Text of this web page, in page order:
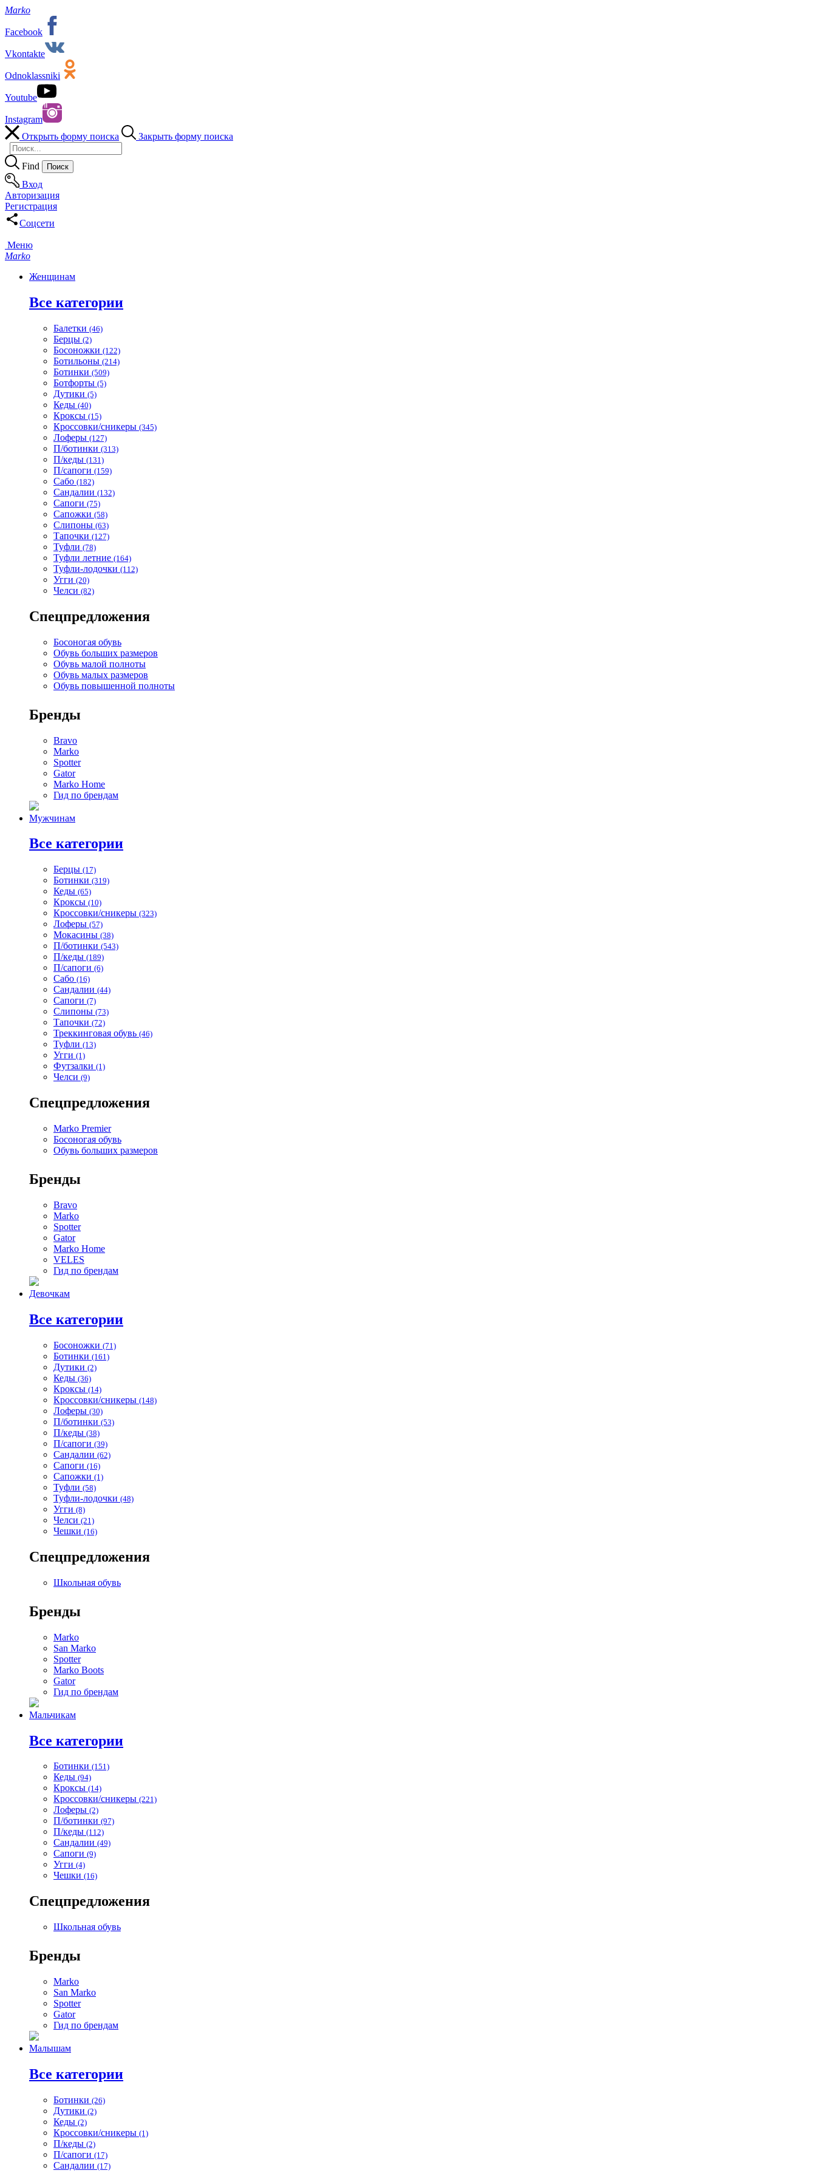
Marko
Facebook
Vkontakte
Odnoklassniki
Youtube
Instagram
Открыть форму поиска
Закрыть форму поиска
Find
Вход
Авторизация
Регистрация
Соцсети
Меню
Marko
Женщинам
Все категории
Балетки (46)
Берцы (2)
Босоножки (122)
Ботильоны (214)
Ботинки (509)
Ботфорты (5)
Дутики (5)
Кеды (40)
Кроксы (15)
Кроссовки/сникеры (345)
Лоферы (127)
П/ботинки (313)
П/кеды (131)
П/сапоги (159)
Сабо (182)
Сандалии (132)
Сапоги (75)
Сапожки (58)
Слипоны (63)
Тапочки (127)
Туфли (78)
Туфли летние (164)
Туфли-лодочки (112)
Угги (20)
Челси (82)
Спецпредложения
Босоногая обувь
Обувь больших размеров
Обувь малой полноты
Обувь малых размеров
Обувь повышенной полноты
Бренды
Bravo
Marko
Spotter
Gator
Marko Home
Гид по брендам
Мужчинам
Все категории
Берцы (17)
Ботинки (319)
Кеды (65)
Кроксы (10)
Кроссовки/сникеры (323)
Лоферы (57)
Мокасины (38)
П/ботинки (543)
П/кеды (189)
П/сапоги (6)
Сабо (16)
Сандалии (44)
Сапоги (7)
Слипоны (73)
Тапочки (72)
Треккинговая обувь (46)
Туфли (13)
Угги (1)
Футзалки (1)
Челси (9)
Спецпредложения
Marko Premier
Босоногая обувь
Обувь больших размеров
Бренды
Bravo
Marko
Spotter
Gator
Marko Home
VELES
Гид по брендам
Девочкам
Все категории
Босоножки (71)
Ботинки (161)
Дутики (2)
Кеды (36)
Кроксы (14)
Кроссовки/сникеры (148)
Лоферы (30)
П/ботинки (53)
П/кеды (38)
П/сапоги (39)
Сандалии (62)
Сапоги (16)
Сапожки (1)
Туфли (58)
Туфли-лодочки (48)
Угги (8)
Челси (21)
Чешки (16)
Спецпредложения
Школьная обувь
Бренды
Marko
San Marko
Spotter
Marko Boots
Gator
Гид по брендам
Мальчикам
Все категории
Ботинки (151)
Кеды (94)
Кроксы (14)
Кроссовки/сникеры (221)
Лоферы (2)
П/ботинки (97)
П/кеды (112)
Сандалии (49)
Сапоги (9)
Угги (4)
Чешки (16)
Спецпредложения
Школьная обувь
Бренды
Marko
San Marko
Spotter
Gator
Гид по брендам
Малышам
Все категории
Ботинки (26)
Дутики (2)
Кеды (2)
Кроссовки/сникеры (1)
П/кеды (2)
П/сапоги (17)
Сандалии (17)